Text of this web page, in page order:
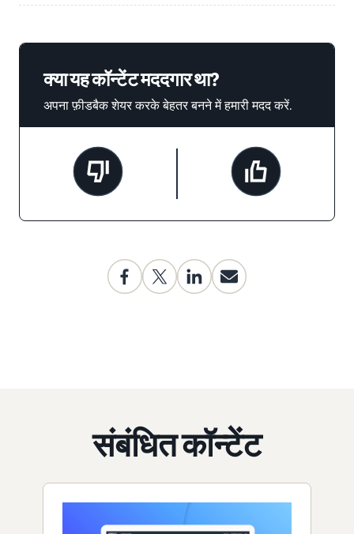
क्या यह कॉन्टेंट मददगार था?
अपना फ़ीडबैक शेयर करके बेहतर बनने में हमारी मदद करें.
संबंधित कॉन्टेंट